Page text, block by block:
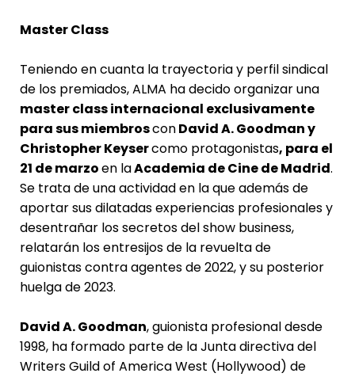
Master Class
Teniendo en cuanta la trayectoria y perfil sindical
de los premiados, ALMA ha decido organizar una
master class internacional exclusivamente
para sus miembrosconDavid A. Goodman y
Christopher Keysercomo protagonistas, para el
21 de marzoen laAcademia de Cine de Madrid.
Se trata de una actividad en la que además de
aportar sus dilatadas experiencias profesionales y
desentrañar los secretos del show business,
relatarán los entresijos de la revuelta de
guionistas contra agentes de 2022, y su posterior
huelga de 2023.
David A. Goodman, guionista profesional desde
1998, ha formado parte de la Junta directiva del
Writers Guild of America West (Hollywood) de